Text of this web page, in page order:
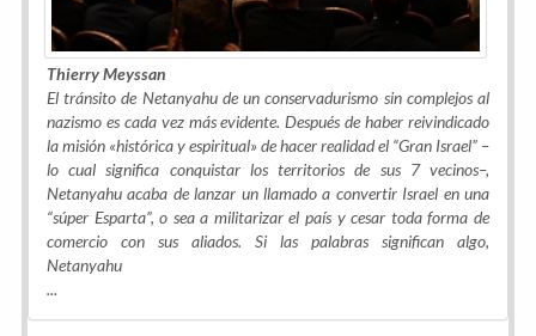
Thierry Meyssan
El tránsito de Netanyahu de un conservadurismo sin complejos al
nazismo es cada vez más evidente. Después de haber reivindicado
la misión «histórica y espiritual» de hacer realidad el “Gran Israel” –
lo cual significa conquistar los territorios de sus 7 vecinos–,
Netanyahu acaba de lanzar un llamado a convertir Israel en una
“súper Esparta”, o sea a militarizar el país y cesar toda forma de
comercio con sus aliados. Si las palabras significan algo,
Netanyahu
...